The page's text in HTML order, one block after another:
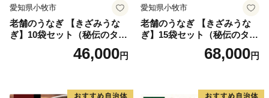
愛知県小牧市
老舗のうなぎ 【きざみうな
ぎ】10袋セット（秘伝のタレ
46,000円
愛知県小牧市
老舗のうなぎ 【きざみうな
ぎ】15袋セット（秘伝のタレ
68,000円